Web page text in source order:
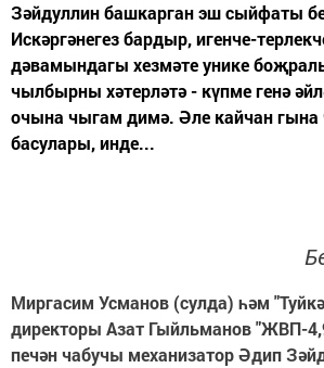
Зәйдуллин башкарган эш сыйфаты
Искәргәнегез бардыр, игенче-
дәвамындагы хезмәте унике
чылбырны хәтерләтә - күпме генә
очына чыгам димә. Әле кайчан гына
басулары, инде...
Миргасим Усманов (сулда) һәм
директоры Азат Гыйльманов "ЖВП-
печән чабучы механизатор Әдип